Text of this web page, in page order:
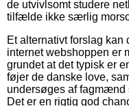
de utvivlsomt studere
tilfælde ikke særlig
Et alternativt forslag
internet webshoppen er
grundet at det typisk er
føjer de danske love,
undersøges af
Det er en rigtig god